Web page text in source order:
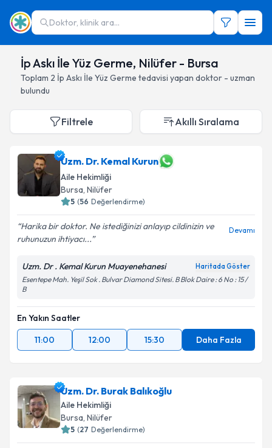
Doktor, klinik ara...
İp Askı İle Yüz Germe, Nilüfer - Bursa
Toplam 2 İp Askı İle Yüz Germe tedavisi yapan doktor - uzman
bulundu
Filtrele Akıllı Sıralama
Uzm. Dr. Kemal Kurun
Aile Hekimliği
Bursa, Nilüfer
5 (56 Değerlendirme)
Harika bir doktor. Ne istediğinizi anlayıp cildinizin ve
ruhunuzun ihtiyacı...
Devamı
Uzm. Dr . Kemal Kurun Muayenehanesi Haritada Göster
Esentepe Mah. Yeşil Sok . Bulvar Diamond Sitesi. B Blok Daire : 6 No : 15 /
B
En Yakın Saatler
11:00
12:00 15:30 Daha Fazla
Uzm. Dr. Burak Balıkoğlu
Aile Hekimliği
Bursa, Nilüfer
5 (27 Değerlendirme)